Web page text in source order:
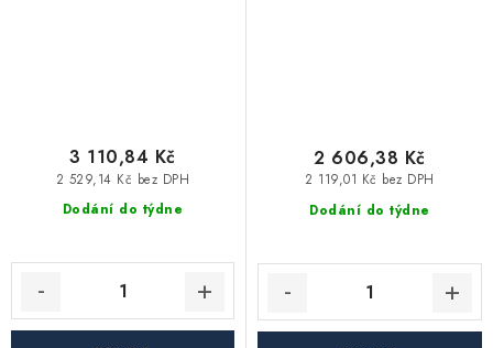
Dodání do týdne
2 529,14 Kč bez DPH
3 110,84 Kč
Dodání do týdne
2 119,01 Kč bez DPH
2 606,38 Kč